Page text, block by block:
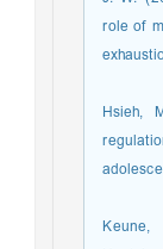
role of
Hsieh,